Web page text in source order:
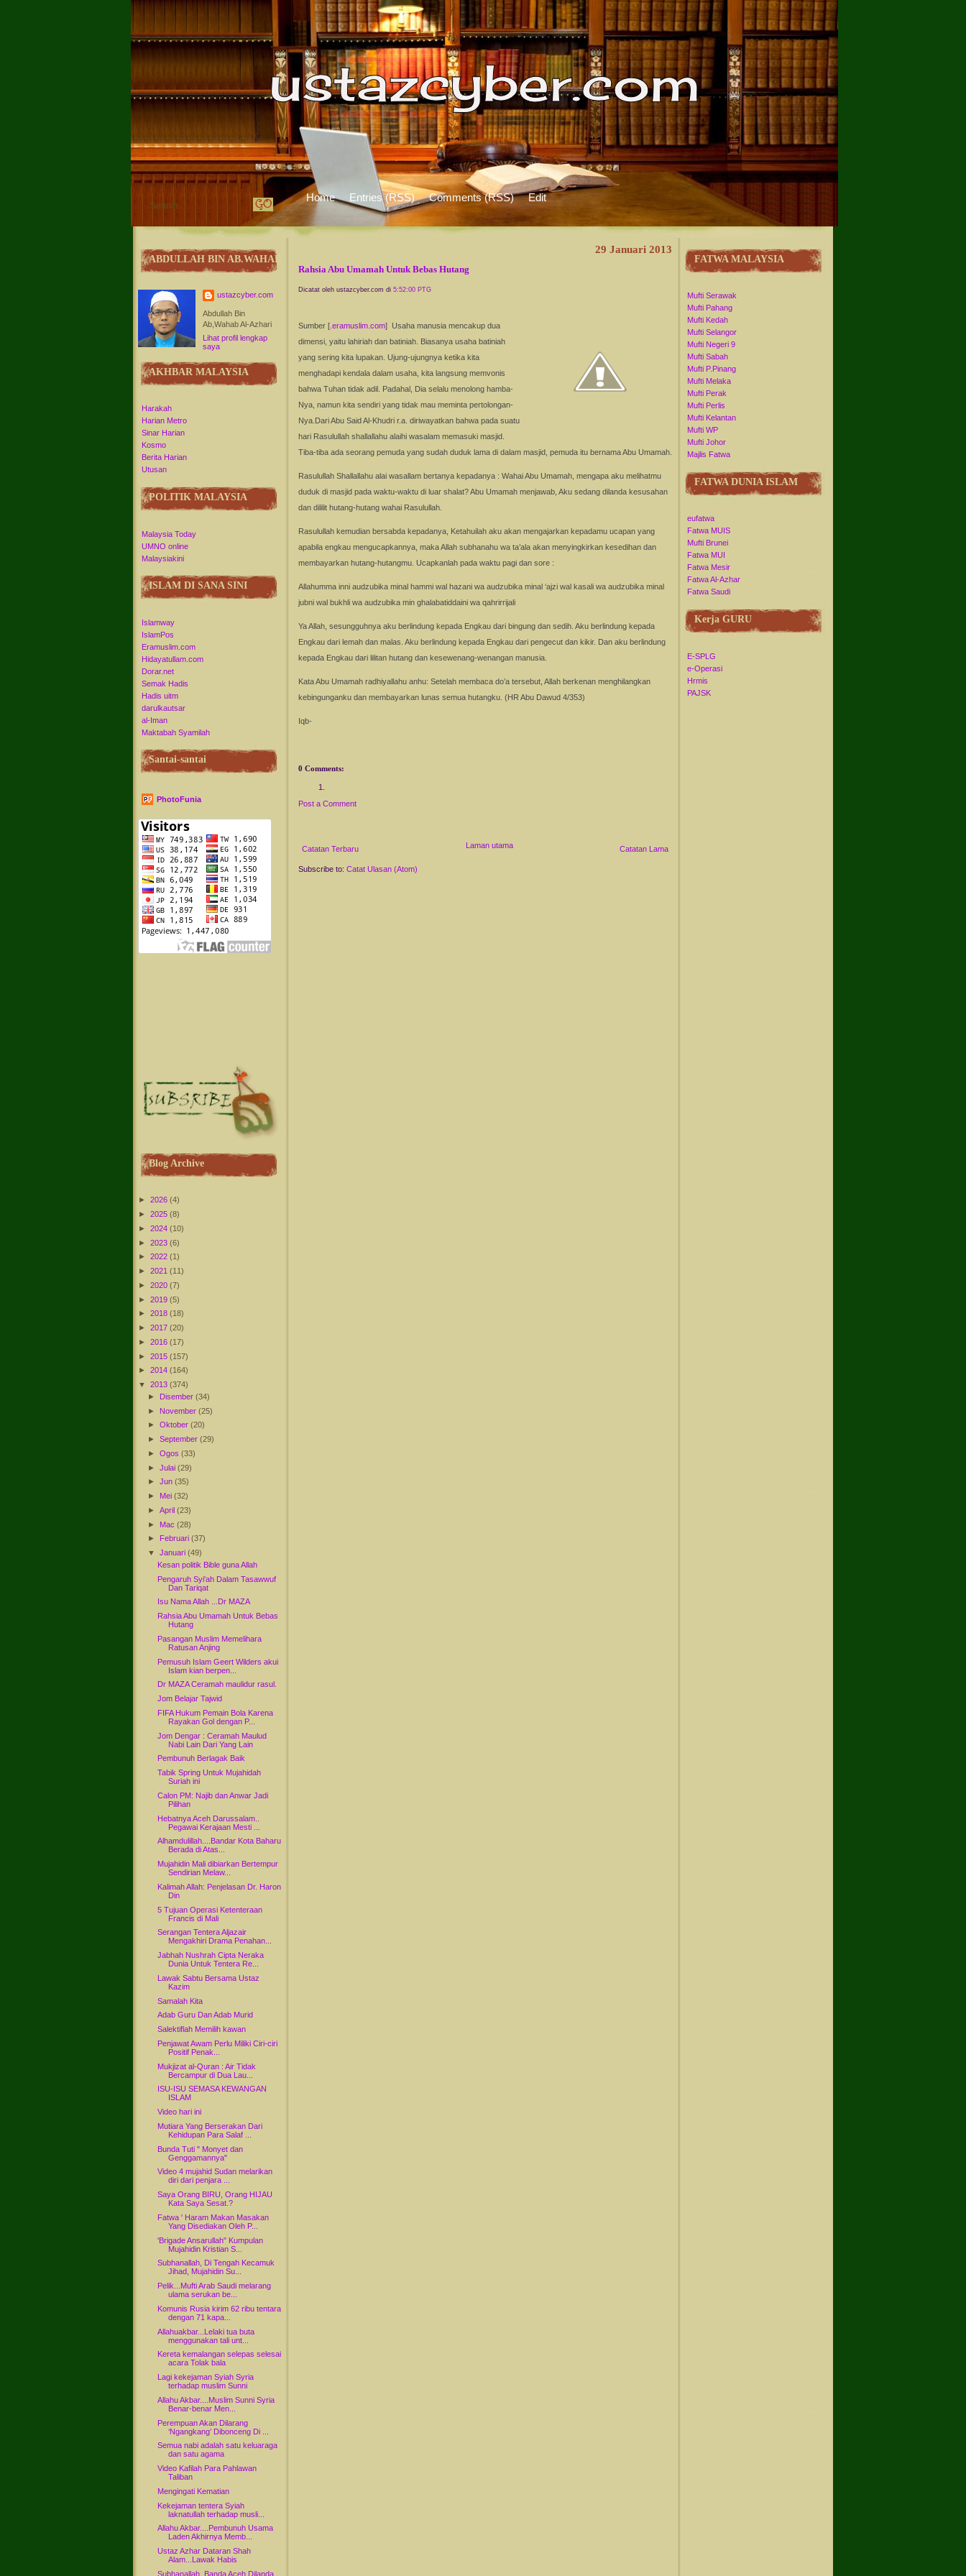
Home Entries (RSS) Comments (RSS) Edit
ABDULLAH BIN AB.WAHAB
ustazcyber.com
Abdullah Bin
Ab,Wahab Al-Azhari
Lihat profil lengkap
saya
AKHBAR MALAYSIA
Harakah
Harian Metro
Sinar Harian
Kosmo
Berita Harian
Utusan
POLITIK MALAYSIA
Malaysia Today
UMNO online
Malaysiakini
ISLAM DI SANA SINI
Islamway
IslamPos
Eramuslim.com
Hidayatullam.com
Dorar.net
Semak Hadis
Hadis uitm
darulkautsar
al-Iman
Maktabah Syamilah
Santai-santai
PhotoFunia
Blog Archive
► 2026 (4)
► 2025 (8)
► 2024 (10)
► 2023 (6)
► 2022 (1)
► 2021 (11)
► 2020 (7)
► 2019 (5)
► 2018 (18)
► 2017 (20)
► 2016 (17)
► 2015 (157)
► 2014 (164)
▼
2013 (374)
► Disember(34)
► November(25)
►Oktober(20)
►September(29)
►Ogos(33)
►Julai(29)
►Jun(35)
► Mei(32)
►April(23)
► Mac(28)
►
Februari(37)
▼
Januari(49)
Kesan politik Bible guna Allah
Pengaruh Syi'ah Dalam Tasawwuf
Dan Tariqat
Isu Nama Allah ...Dr MAZA
Rahsia Abu Umamah Untuk Bebas
Hutang
Pasangan Muslim Memelihara
Ratusan Anjing
Pemusuh Islam Geert Wilders akui
Islam kian berpen...
Dr MAZA Ceramah maulidur rasul.
Jom Belajar Tajwid
FIFA Hukum Pemain Bola Karena
Rayakan Gol dengan P...
Jom Dengar : Ceramah Maulud
Nabi Lain Dari Yang Lain
Pembunuh Berlagak Baik
Tabik Spring Untuk Mujahidah
Suriah ini
Calon PM: Najib dan Anwar Jadi
Pilihan
Hebatnya Aceh Darussalam..
Pegawai Kerajaan Mesti ...
Alhamdulillah....Bandar Kota Baharu
Berada di Atas...
Mujahidin Mali dibiarkan Bertempur
Sendirian Melaw...
Kalimah Allah: Penjelasan Dr. Haron
Din
5 Tujuan Operasi Ketenteraan
Francis di Mali
Serangan Tentera Aljazair
Mengakhiri Drama Penahan...
Jabhah Nushrah Cipta Neraka
Dunia Untuk Tentera Re...
Lawak Sabtu Bersama Ustaz
Kazim
Samalah Kita
Adab Guru Dan Adab Murid
Salektiflah Memilih kawan
Penjawat Awam Perlu Miliki Ciri-ciri
Positif Penak...
Mukjizat al-Quran : Air Tidak
Bercampur di Dua Lau...
ISU-ISU SEMASA KEWANGAN
ISLAM
Video hari ini
Mutiara Yang Berserakan Dari
Kehidupan Para Salaf ...
Bunda Tuti " Monyet dan
Genggamannya"
Video 4 mujahid Sudan melarikan
diri dari penjara ...
Saya Orang BIRU, Orang HIJAU
Kata Saya Sesat.?
Fatwa ' Haram Makan Masakan
Yang Disediakan Oleh P...
'Brigade Ansarullah" Kumpulan
Mujahidin Kristian S...
Subhanallah, Di Tengah Kecamuk
Jihad, Mujahidin Su...
Pelik...Mufti Arab Saudi melarang
ulama serukan be...
Komunis Rusia kirim 62 ribu tentara
dengan 71 kapa...
Allahuakbar...Lelaki tua buta
menggunakan tali unt...
Kereta kemalangan selepas selesai
acara Tolak bala
Lagi kekejaman Syiah Syria
terhadap muslim Sunni
Allahu Akbar....Muslim Sunni Syria
Benar-benar Men...
Perempuan Akan Dilarang
‘Ngangkang’ Dibonceng Di ...
Semua nabi adalah satu keluaraga
dan satu agama
Video Kafilah Para Pahlawan
Taliban
Mengingati Kematian
Kekejaman tentera Syiah
laknatullah terhadap musli...
Allahu Akbar....Pembunuh Usama
Laden Akhirnya Memb...
Ustaz Azhar Dataran Shah
Alam...Lawak Habis
Subhanallah..Banda Aceh Dilanda
29 Januari 2013
Rahsia Abu Umamah Untuk Bebas Hutang
Dicatat oleh ustazcyber.com di 5:52:00 PTG
Sumber [ .eramuslim.com] Usaha manusia mencakup dua
dimensi, yaitu lahiriah dan batiniah. Biasanya usaha batiniah
yang sering kita lupakan. Ujung-ujungnya ketika kita
menghadapi kendala dalam usaha, kita langsung memvonis
bahwa Tuhan tidak adil. Padahal, Dia selalu menolong hamba-
Nya, namun kita sendiri yang tidak mau meminta pertolongan-
Nya.Dari Abu Said Al-Khudri r.a. diriwayatkan bahwa pada suatu
hari Rasulullah shallallahu alaihi wasalam memasuki masjid.
Tiba-tiba ada seorang pemuda yang sudah duduk lama di dalam masjid, pemuda itu bernama Abu Umamah.
Rasulullah Shallallahu alai wasallam bertanya kepadanya : Wahai Abu Umamah, mengapa aku melihatmu
duduk di masjid pada waktu-waktu di luar shalat? Abu Umamah menjawab, Aku sedang dilanda kesusahan
dan dililit hutang-hutang wahai Rasulullah.
Rasulullah kemudian bersabda kepadanya, Ketahuilah aku akan mengajarkan kepadamu ucapan yang
apabila engkau mengucapkannya, maka Allah subhanahu wa ta’ala akan menyingkirkan kesedihan dan
membayarkan hutang-hutangmu. Ucapkanlah pada waktu pagi dan sore :
Allahumma inni audzubika minal hammi wal hazani wa audzubika minal ‘ajzi wal kasali wa audzubika minal
jubni wal bukhli wa audzubika min ghalabatiddaini wa qahrirrijali
Ya Allah, sesungguhnya aku berlindung kepada Engkau dari bingung dan sedih. Aku berlindung kepada
Engkau dari lemah dan malas. Aku berlindung kepada Engkau dari pengecut dan kikir. Dan aku berlindung
kepada Engkau dari lilitan hutang dan kesewenang-wenangan manusia.
Kata Abu Umamah radhiyallahu anhu: Setelah membaca do’a tersebut, Allah berkenan menghilangkan
kebingunganku dan membayarkan lunas semua hutangku. (HR Abu Dawud 4/353)
Iqb-
0 Comments:
Post a Comment
Catatan Terbaru Catatan Lama
Laman utama
Subscribe to: Catat Ulasan (Atom)
FATWA MALAYSIA
Mufti Serawak
Mufti Pahang
Mufti Kedah
Mufti Selangor
Mufti Negeri 9
Mufti Sabah
Mufti P.Pinang
Mufti Melaka
Mufti Perak
Mufti Perlis
Mufti Kelantan
Mufti WP
Mufti Johor
Majlis Fatwa
FATWA DUNIA ISLAM
eufatwa
Fatwa MUIS
Mufti Brunei
Fatwa MUI
Fatwa Mesir
Fatwa Al-Azhar
Fatwa Saudi
Kerja GURU
E-SPLG
e-Operasi
Hrmis
PAJSK